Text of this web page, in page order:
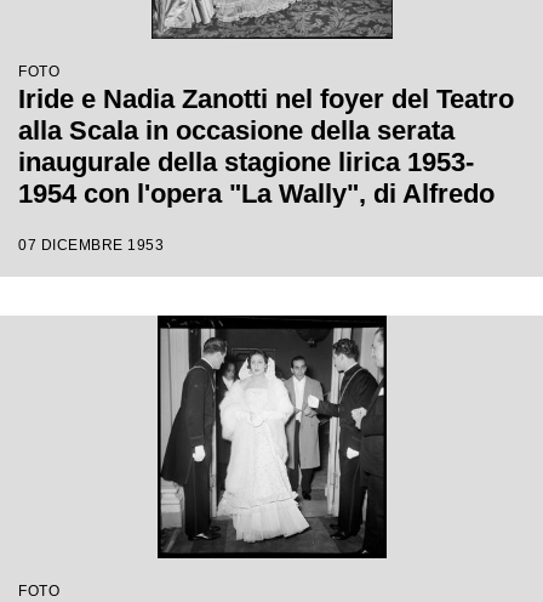
FOTO
Iride e Nadia Zanotti nel foyer del Teatro
alla Scala in occasione della serata
inaugurale della stagione lirica 1953-
1954 con l'opera "La Wally", di Alfredo
con la regia di Tatiana Pavlova
07 DICEMBRE 1953
FOTO